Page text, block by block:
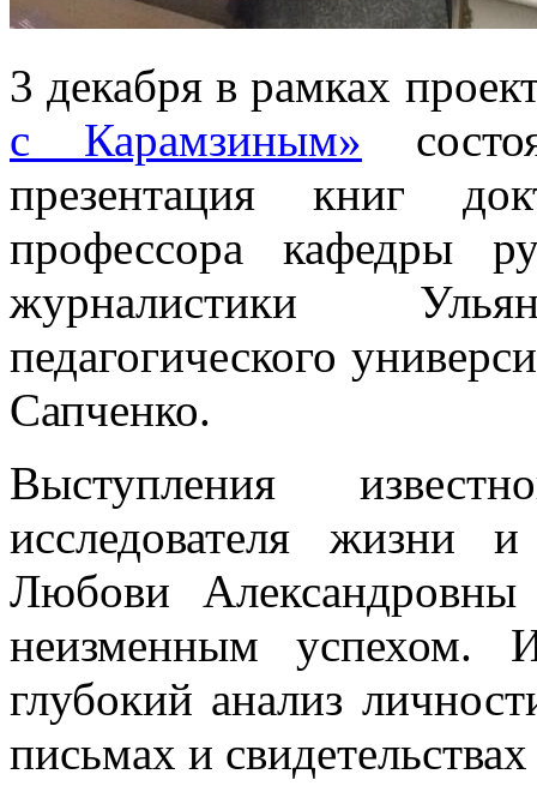
3 декабря в рамках
с Карамзиным»
презентация книг
профессора кафедры
журналистики
педагогического
Сапченко.
Выступления
исследователя жизни
Любови
неизменным успехом.
глубокий анализ
письмах и